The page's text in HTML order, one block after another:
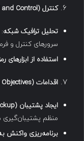
کنترل (Command and Control)
تحلیل ترافیک شبکه
سرورهای کنترل و
استفاده از ابزارهای
اقدامات (Actions on Objectives)
ایجاد پشتیبان (Backup)
منظم پشتیبان‌گیری
برنامه‌ریزی واکنش